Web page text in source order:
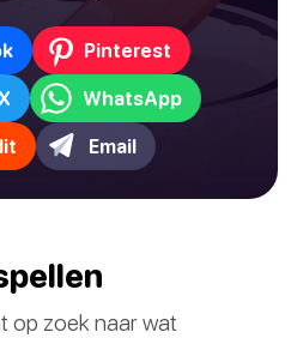
Pinterest
WhatsApp
Email
op zoek naar wat